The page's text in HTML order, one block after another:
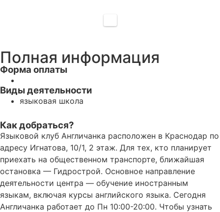
Полная информация
Форма оплаты
Виды деятельности
языковая школа
Как добраться?
Языковой клуб Англичанка расположен в Краснодар по
адресу Игнатова, 10/1, 2 этаж. Для тех, кто планирует
приехать на общественном транспорте, ближайшая
остановка — Гидрострой. Основное направление
деятельности центра — обучение иностранным
языкам, включая курсы английского языка. Сегодня
Англичанка работает до Пн 10:00-20:00. Чтобы узнать